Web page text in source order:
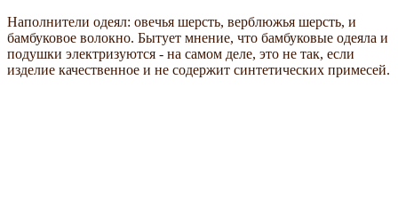
Наполнители одеял: овечья шерсть, верблюжья шерсть, и
бамбуковое волокно. Бытует мнение, что бамбуковые одеяла и
подушки электризуются - на самом деле, это не так, если
изделие качественное и не содержит синтетических примесей.